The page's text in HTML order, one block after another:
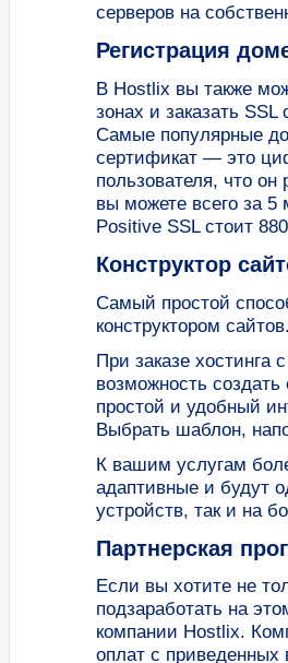
серверов на
Регистрация
В Hostlix вы также
зонах и заказать
Самые популярные
сертификат — это
пользователя, что
вы можете всего за
Positive SSL стоит
Конструктор
Самый простой
конструктором
При заказе
возможность
простой и удобный
Выбрать шаблон,
К вашим услугам
адаптивные и будут
устройств, так и на
Партнерская
Если вы хотите не
подзаработать на
компании Hostlix.
оплат с приведенных